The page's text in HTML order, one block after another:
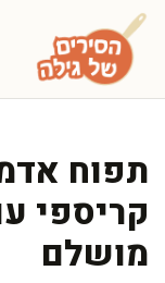
לדלג
לתוכן
תפוח
קריספי
מושלם